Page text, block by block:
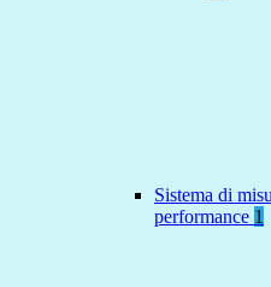
Sistema di
performance 1